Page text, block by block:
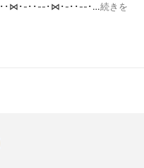
く…濃密美容ジェルが新登場٩(｡•ω•｡)و･･⋈･-･･--･⋈･-･･--･…続きを